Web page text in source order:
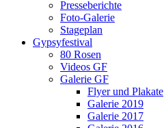
Presseberichte
Foto-Galerie
Stageplan
Gypsyfestival
80 Rosen
Videos GF
Galerie GF
Flyer und Plakate
Galerie 2019
Galerie 2017